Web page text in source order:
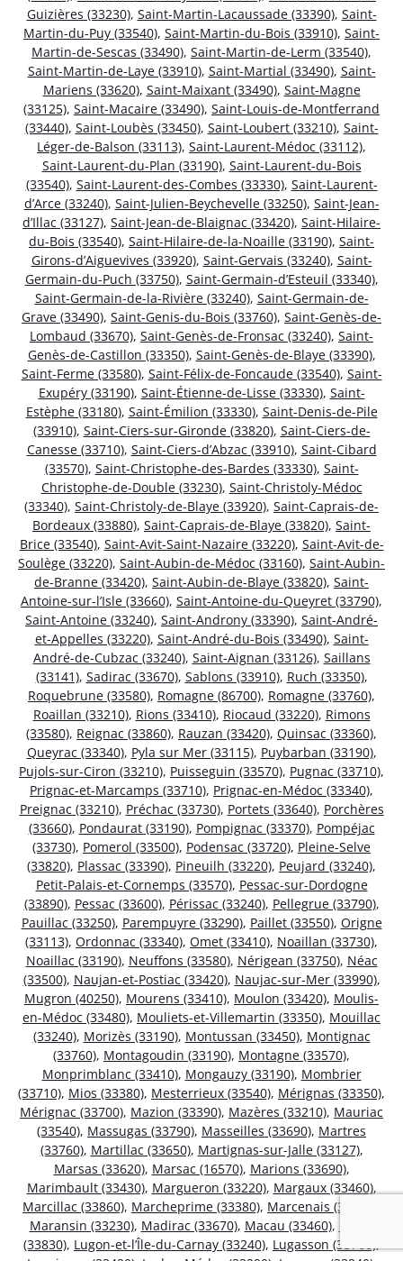
Guizières (33230), Saint-Martin-Lacaussade (33390), Saint-
Martin-du-Puy (33540), Saint-Martin-du-Bois (33910), Saint-
Martin-de-Sescas (33490), Saint-Martin-de-Lerm (33540),
Saint-Martin-de-Laye (33910), Saint-Martial (33490), Saint-
Mariens (33620), Saint-Maixant (33490), Saint-Magne
(33125), Saint-Macaire (33490), Saint-Louis-de-Montferrand
(33440), Saint-Loubès (33450), Saint-Loubert (33210), Saint-
Léger-de-Balson (33113), Saint-Laurent-Médoc (33112),
Saint-Laurent-du-Plan (33190), Saint-Laurent-du-Bois
(33540), Saint-Laurent-des-Combes (33330), Saint-Laurent-
d’Arce (33240), Saint-Julien-Beychevelle (33250), Saint-Jean-
d’Illac (33127), Saint-Jean-de-Blaignac (33420), Saint-Hilaire-
du-Bois (33540), Saint-Hilaire-de-la-Noaille (33190), Saint-
Girons-d’Aiguevives (33920), Saint-Gervais (33240), Saint-
Germain-du-Puch (33750), Saint-Germain-d’Esteuil (33340),
Saint-Germain-de-la-Rivière (33240), Saint-Germain-de-
Grave (33490), Saint-Genis-du-Bois (33760), Saint-Genès-de-
Lombaud (33670), Saint-Genès-de-Fronsac (33240), Saint-
Genès-de-Castillon (33350), Saint-Genès-de-Blaye (33390),
Saint-Ferme (33580), Saint-Félix-de-Foncaude (33540), Saint-
Exupéry (33190), Saint-Étienne-de-Lisse (33330), Saint-
Estèphe (33180), Saint-Émilion (33330), Saint-Denis-de-Pile
(33910), Saint-Ciers-sur-Gironde (33820), Saint-Ciers-de-
Canesse (33710), Saint-Ciers-d’Abzac (33910), Saint-Cibard
(33570), Saint-Christophe-des-Bardes (33330), Saint-
Christophe-de-Double (33230), Saint-Christoly-Médoc
(33340), Saint-Christoly-de-Blaye (33920), Saint-Caprais-de-
Bordeaux (33880), Saint-Caprais-de-Blaye (33820), Saint-
Brice (33540), Saint-Avit-Saint-Nazaire (33220), Saint-Avit-de-
Soulège (33220), Saint-Aubin-de-Médoc (33160), Saint-Aubin-
de-Branne (33420), Saint-Aubin-de-Blaye (33820), Saint-
Antoine-sur-l’Isle (33660), Saint-Antoine-du-Queyret (33790),
Saint-Antoine (33240), Saint-Androny (33390), Saint-André-
et-Appelles (33220), Saint-André-du-Bois (33490), Saint-
André-de-Cubzac (33240), Saint-Aignan (33126), Saillans
(33141), Sadirac (33670), Sablons (33910), Ruch (33350),
Roquebrune (33580), Romagne (86700), Romagne (33760),
Roaillan (33210), Rions (33410), Riocaud (33220), Rimons
(33580), Reignac (33860), Rauzan (33420), Quinsac (33360),
Queyrac (33340), Pyla sur Mer (33115), Puybarban (33190),
Pujols-sur-Ciron (33210), Puisseguin (33570), Pugnac (33710),
Prignac-et-Marcamps (33710), Prignac-en-Médoc (33340),
Preignac (33210), Préchac (33730), Portets (33640), Porchères
(33660), Pondaurat (33190), Pompignac (33370), Pompéjac
(33730), Pomerol (33500), Podensac (33720), Pleine-Selve
(33820), Plassac (33390), Pineuilh (33220), Peujard (33240),
Petit-Palais-et-Cornemps (33570), Pessac-sur-Dordogne
(33890), Pessac (33600), Périssac (33240), Pellegrue (33790),
Pauillac (33250), Parempuyre (33290), Paillet (33550), Origne
(33113), Ordonnac (33340), Omet (33410), Noaillan (33730),
Noaillac (33190), Neuffons (33580), Nérigean (33750), Néac
(33500), Naujan-et-Postiac (33420), Naujac-sur-Mer (33990),
Mugron (40250), Mourens (33410), Moulon (33420), Moulis-
en-Médoc (33480), Mouliets-et-Villemartin (33350), Mouillac
(33240), Morizès (33190), Montussan (33450), Montignac
(33760), Montagoudin (33190), Montagne (33570),
Monprimblanc (33410), Mongauzy (33190), Mombrier
(33710), Mios (33380), Mesterrieux (33540), Mérignas (33350),
Mérignac (33700), Mazion (33390), Mazères (33210), Mauriac
(33540), Massugas (33790), Masseilles (33690), Martres
(33760), Martillac (33650), Martignas-sur-Jalle (33127),
Marsas (33620), Marsac (16570), Marions (33690),
Marimbault (33430), Margueron (33220), Margaux (33460),
Marcillac (33860), Marcheprime (33380), Marcenais (33620)
Maransin (33230), Madirac (33670), Macau (33460),
(33830), Lugon-et-l’Île-du-Carnay (33240), Lugasson (33760),